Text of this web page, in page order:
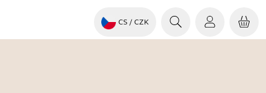
CS / CZK